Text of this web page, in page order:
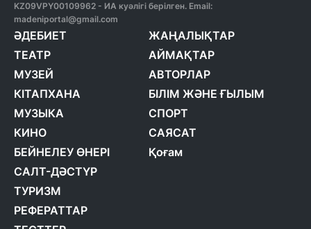
KZ09VPY00109962 - ИА куәлігі берілген. Email:
madeniportal@gmail.com
ӘДЕБИЕТ
ТЕАТР
МУЗЕЙ
КІТАПХАНА
МУЗЫКА
КИНО
БЕЙНЕЛЕУ ӨНЕРІ
САЛТ-ДӘСТҮР
ТУРИЗМ
РЕФЕРАТТАР
ЖАҢАЛЫҚТАР
АЙМАҚТАР
АВТОРЛАР
БІЛІМ ЖӘНЕ ҒЫЛЫМ
СПОРТ
САЯСАТ
Қоғам